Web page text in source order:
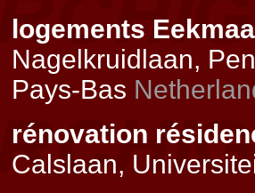
logements
Nagelkruidlaan,
Pays-Bas
rénovation
Calslaan,